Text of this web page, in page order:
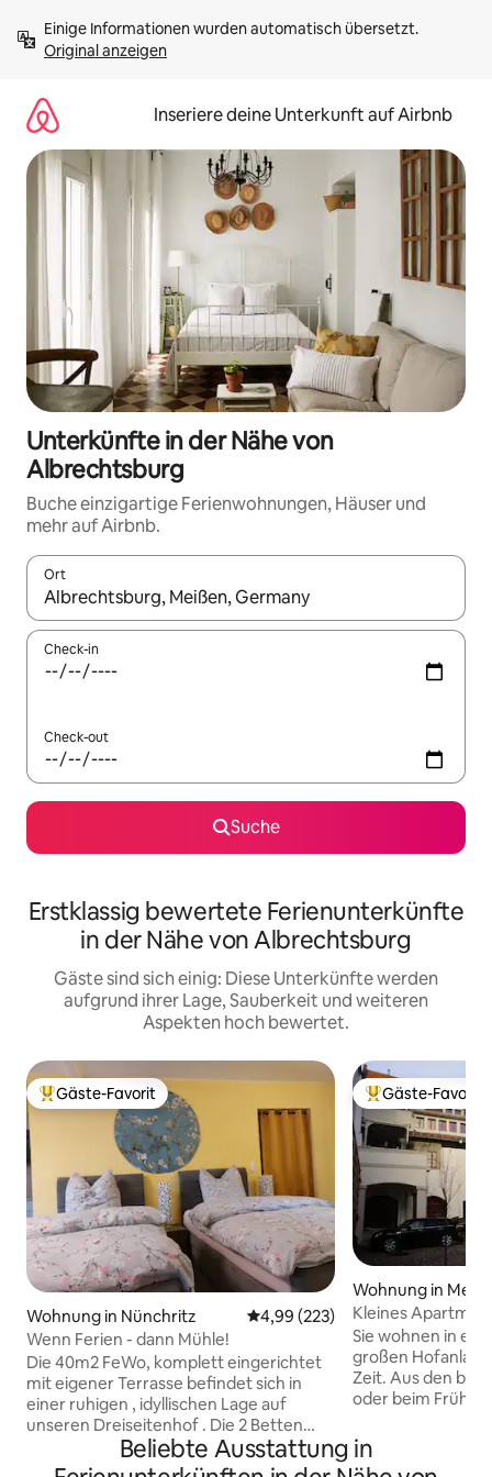
Inhalten
springenOriginal anzeigen
Inseriere deine Unterkunft auf Airbnb
Unterkünfte in der Nähe von
Albrechtsburg
Buche einzigartige Ferienwohnungen, Häuser und
mehr auf Airbnb.
Ort
Wenn Ergebnisse verfügbar sind, navigiere mit den
Check-in
Check-out
Suche
Erstklassig bewertete Ferienunterkünfte
in der Nähe von Albrechtsburg
Gäste sind sich einig: Diese Unterkünfte werden
aufgrund ihrer Lage, Sauberkeit und weiteren
Aspekten hoch bewertet.
Beliebter Gäste-Favorit.
Gäste-Favorit
Wohnung in Nünchritz Durchschnittliche Bewertung:
4,99 (223)
Wenn Ferien - dann Mühle!
Die 40m2 FeWo, komplett eingerichtet
mit eigener Terrasse befindet sich in
einer ruhigen , idyllischen Lage auf
unseren Dreiseitenhof . Die 2 Betten
sind 1m breit und 2m lang , 1 Schlafsofa
2×2 m , als 3.Bett sehr bequem. In
Beliebter Gäste-
Gäste-Favorit
Wohnung in
Kleines
Geschichte
Sie wohnen in
großen
Zeit. Aus den
oder beim
gestalteten
wurde ca. 1580
Beliebte Ausstattung in